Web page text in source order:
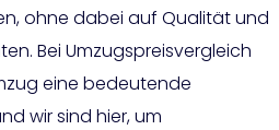
ohne dabei auf Qualität und
Bei Umzugspreisvergleich
eine bedeutende
wir sind hier, um